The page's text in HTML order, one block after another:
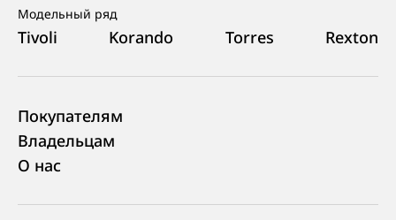
Модельный ряд
Tivoli Korando Torres Rexton
Покупателям
Владельцам
О нас